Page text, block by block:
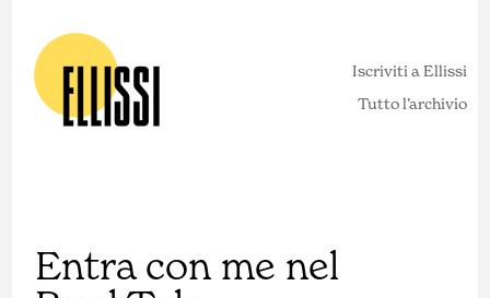
Iscriviti a Ellissi
Tutto l’archivio
Entra con me nel